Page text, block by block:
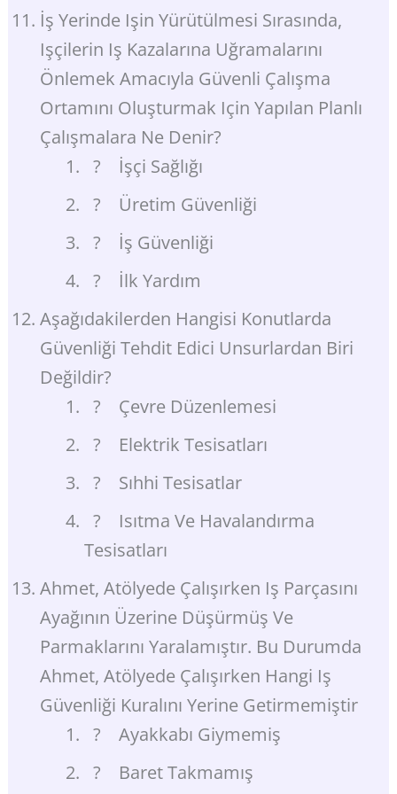
İş Yerinde Işin Yürütülmesi Sırasında,
Işçilerin Iş Kazalarına Uğramalarını
Önlemek Amacıyla Güvenli Çalışma
Ortamını Oluşturmak Için Yapılan Planlı
Çalışmalara Ne Denir?
? İşçi Sağlığı
? Üretim Güvenliği
? İş Güvenliği
? İlk Yardım
Aşağıdakilerden Hangisi Konutlarda
Güvenliği Tehdit Edici Unsurlardan Biri
Değildir?
? Çevre Düzenlemesi
? Elektrik Tesisatları
? Sıhhi Tesisatlar
? Isıtma Ve Havalandırma
Tesisatları
Ahmet, Atölyede Çalışırken Iş Parçasını
Ayağının Üzerine Düşürmüş Ve
Parmaklarını Yaralamıştır. Bu Durumda
Ahmet, Atölyede Çalışırken Hangi Iş
Güvenliği Kuralını Yerine Getirmemiştir
? Ayakkabı Giymemiş
? Baret Takmamış